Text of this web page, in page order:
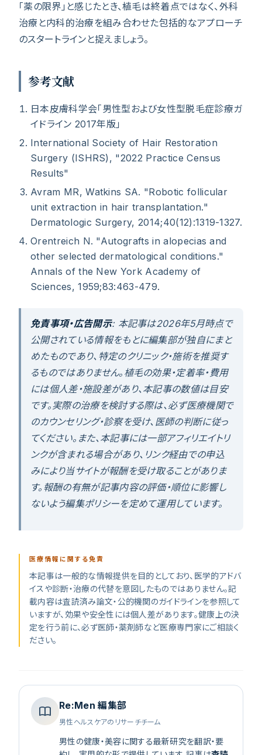
「薬の限界」と感じたとき、植毛は終着点ではなく、外科
治療と内科的治療を組み合わせた包括的なアプローチ
のスタートラインと捉えましょう。
参考文献
日本皮膚科学会「男性型および女性型脱毛症診療ガ
イドライン 2017年版」
International Society of Hair Restoration
Surgery (ISHRS), "2022 Practice Census
Results"
Avram MR, Watkins SA. "Robotic follicular
unit extraction in hair transplantation."
Dermatologic Surgery, 2014;40(12):1319-1327.
Orentreich N. "Autografts in alopecias and
other selected dermatological conditions."
Annals of the New York Academy of
Sciences, 1959;83:463-479.
免責事項・広告開示: 本記事は2026年5月時点で
公開されている情報をもとに編集部が独自にまと
めたものであり、特定のクリニック・施術を推奨す
るものではありません。植毛の効果・定着率・費用
には個人差・施設差があり、本記事の数値は目安
です。実際の治療を検討する際は、必ず医療機関で
のカウンセリング・診察を受け、医師の判断に従っ
てください。また、本記事には一部アフィリエイトリ
ンクが含まれる場合があり、リンク経由での申込
みにより当サイトが報酬を受け取ることがありま
す。報酬の有無が記事内容の評価・順位に影響し
ないよう編集ポリシーを定めて運用しています。
医療情報に関する免責
本記事は一般的な情報提供を目的としており、医学的アドバ
イスや診断・治療の代替を意図したものではありません。記
載内容は査読済み論文・公的機関のガイドラインを参照して
いますが、効果や安全性には個人差があります。健康上の決
定を行う前に、必ず医師・薬剤師など医療専門家にご相談く
ださい。
Re:Men 編集部
男性ヘルスケアのリサーチチーム
男性の健康・美容に関する最新研究を翻訳・要